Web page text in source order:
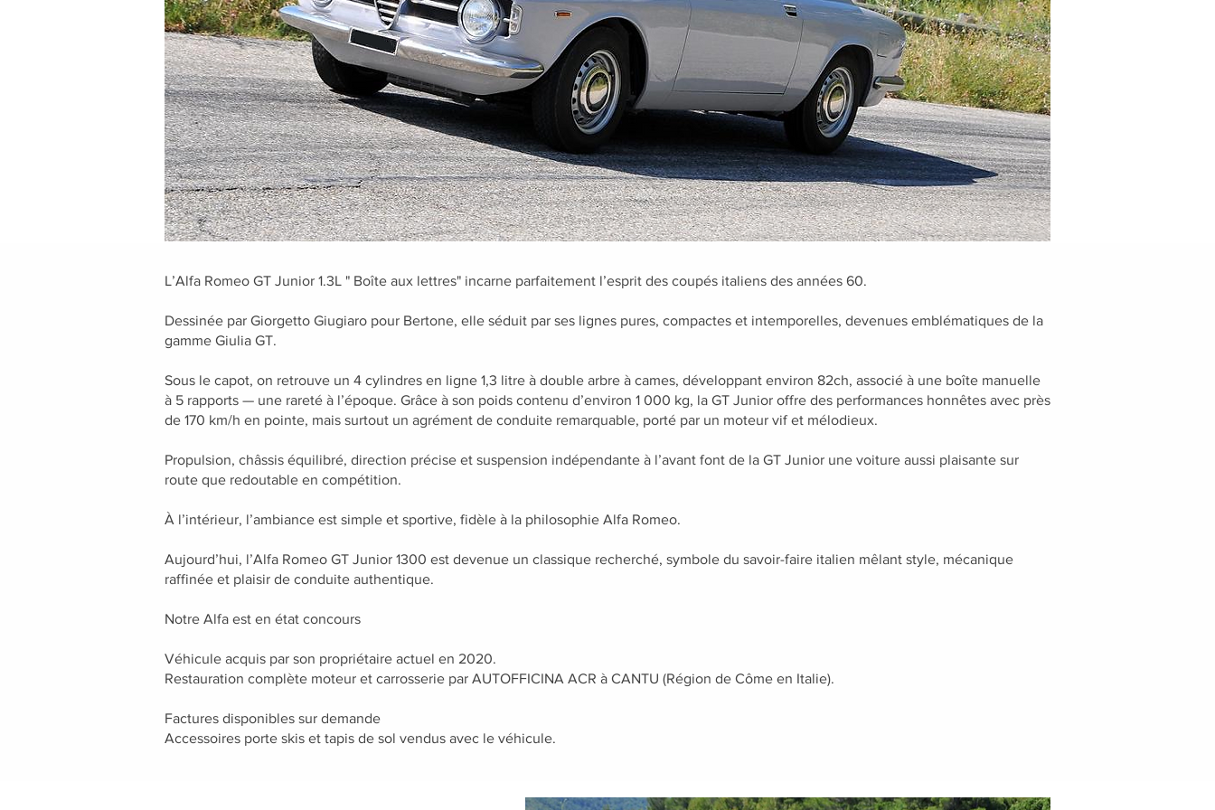
L’Alfa Romeo GT Junior 1.3L " Boîte aux lettres" incarne parfaitement l’esprit des coupés italiens des années 60.
Dessinée par Giorgetto Giugiaro pour Bertone, elle séduit par ses lignes pures, compactes et intemporelles, devenues emblématiques de la
gamme Giulia GT.
Sous le capot, on retrouve un 4 cylindres en ligne 1,3 litre à double arbre à cames, développant environ 82ch, associé à une boîte manuelle
à 5 rapports — une rareté à l’époque. Grâce à son poids contenu d’environ 1 000 kg, la GT Junior offre des performances honnêtes avec près
de 170 km/h en pointe, mais surtout un agrément de conduite remarquable, porté par un moteur vif et mélodieux.
Propulsion, châssis équilibré, direction précise et suspension indépendante à l’avant font de la GT Junior une voiture aussi plaisante sur
route que redoutable en compétition.
À l’intérieur, l’ambiance est simple et sportive, fidèle à la philosophie Alfa Romeo.
Aujourd’hui, l’Alfa Romeo GT Junior 1300 est devenue un classique recherché, symbole du savoir-faire italien mêlant style, mécanique
raffinée et plaisir de conduite authentique.
Notre Alfa est en état concours
Véhicule acquis par son propriétaire actuel en 2020.
Restauration complète moteur et carrosserie par AUTOFFICINA ACR à CANTU (Région de Côme en Italie).
Factures disponibles sur demande
Accessoires porte skis et tapis de sol vendus avec le véhicule.